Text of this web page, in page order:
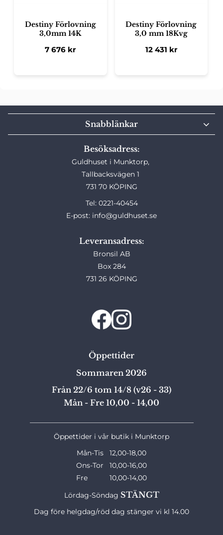
Destiny Förlovning
3,0mm 14K
7 676 kr
Destiny Förlovning
3,0 mm 18Kvg
12 431 kr
Besöksadress:
Guldhuset i Munktorp,
Tallbacksvägen 1
731 70 KÖPING
Tel: 0221-40454
E-post: info@guldhuset.se
Leveransadress:
Bronsil AB
Box 284
731 26 KÖPING
Snabblänkar
Öppettider
Sommaren 2026
Från 22/6 tom 14/8 (v26 - 33)
Mån - Fre 10,00 - 14,00
Öppettider i vår butik i Munktorp
Mån-Tis 12,00-18,00
Ons-Tor 10,00-16,00
Fre 10,00-14,00
Lördag-Söndag STÄNGT
Dag före helgdag/röd dag stänger vi kl 14.00